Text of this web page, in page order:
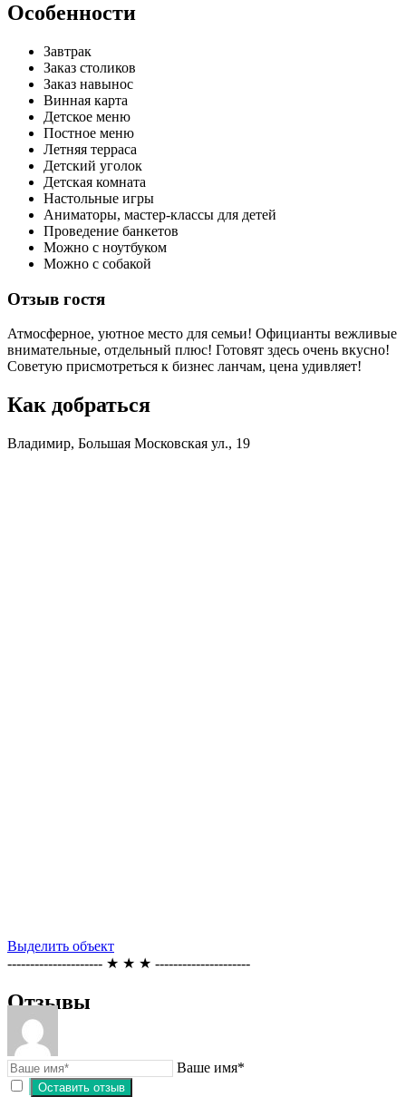
Особенности
Завтрак
​Заказ столиков
​Заказ навынос​
Винная карта​
Детское меню
​Постное меню​
Летняя терраса
​Детский уголок
​Детская комната​
Настольные игры​
Аниматоры, мастер-классы для детей
​Проведение банкетов​
Можно с ноутбуком​
Можно с собакой
Отзыв гостя
Атмосферное, уютное место для семьи! Официанты вежливые
внимательные, отдельный плюс! Готовят здесь очень вкусно!
Советую присмотреться к бизнес ланчам, цена удивляет!
Как добраться
Владимир, Большая Московская ул., 19
Выделить объект
--------------------- ★ ★ ★ ---------------------
Отзывы
Ваше имя*